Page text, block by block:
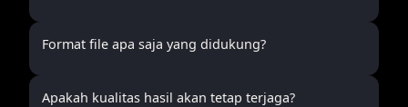
Format file apa saja yang didukung?
Apakah kualitas hasil akan tetap terjaga?